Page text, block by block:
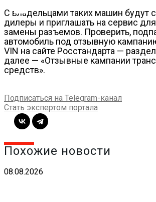
С владельцами таких машин будут
дилеры и приглашать на сервис
замены разъемов. Проверить,
автомобиль под отзывную
VIN на сайте Росстандарта —
далее — «Отзывные кампании
средств».
Подписаться на Telegram-канал
Стать экспертом портала
Похожие новости
08.08.2026